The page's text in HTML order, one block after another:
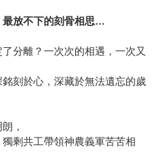
最放不下的刻骨相思…
分離？一次次的相遇，一次又
刻於心，深藏於無法遺忘的歲
，
剩共工帶領神農義軍苦苦相